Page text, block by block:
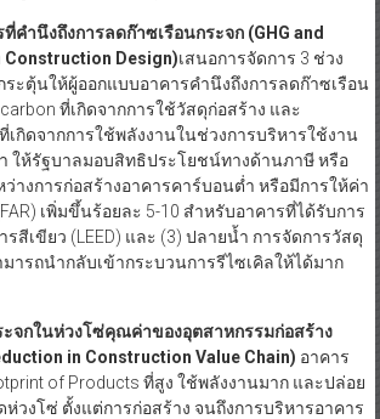
คำนึงถึงการลดก๊าซเรือนกระจก (GHG and
Construction Design)เสนอการจัดการ 3 ช่วง
ะตุ้นให้ผู้ออกแบบอาคารคำนึงถึงการลดก๊าซเรือน
ที่เกิดจากการใช้วัสดุก่อสร้าง และ
เกิดจากการใช้พลังงานในช่วงการบริหารใช้งาน
ห้รัฐบาลมอบสิทธิประโยชน์ทางด้านภาษี หรือ
างการก่อสร้างอาคารคาร์บอนต่ำ หรือมีการให้ค่า
เพิ่มขึ้นร้อยละ 5-10 สำหรับอาคารที่ได้รับการ
สีเขียว (LEED) และ (3) ปลายน้ำ การจัดการวัสดุ
มารถนำกลับเข้ากระบวนการรีไซเคิลให้ได้มาก
ะจกในห่วงโซ่คุณค่าของอุตสาหกรรมก่อสร้าง
in Construction Value Chain) อาคาร
of Products ที่สูง ใช้พลังงานมาก และปล่อย
ห่วงโซ่ ตั้งแต่การก่อสร้าง จนถึงการบริหารอาคาร